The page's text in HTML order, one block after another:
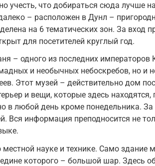
учесть, что добираться сюда лучше
– расположен в Дунл –
на 6 тематических зон. За вход
для посетителей круглый год.
– одного из последних императоров
и необычных небоскребов, но и
Этот музей – действительно дом
и вещи, которые здесь
в любой день кроме понедельника. За
Вся информация преподносится не
науке и технике. Само здание
которого – большой шар. Здесь